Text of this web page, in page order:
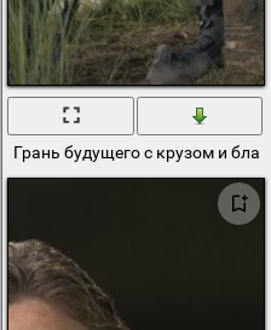
Грань будущего с крузом и блант